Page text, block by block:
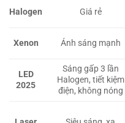
Halogen Giá rẻ
Xenon Ánh sáng mạnh
LED
2025
Sáng gấp 3 lần
Halogen, tiết kiệm
điện, không nóng